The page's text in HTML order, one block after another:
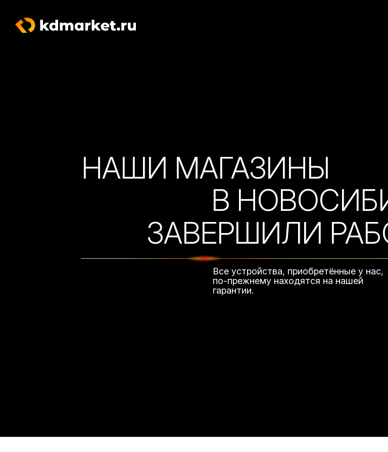
НАШИ МАГАЗИНЫ
В
ЗАВЕРШИЛИ
Все устройства, приобретённые у нас,
по-прежнему находятся на нашей
гарантии.